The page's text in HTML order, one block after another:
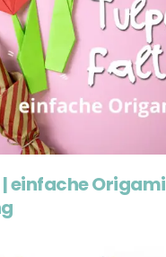
einfache Origami